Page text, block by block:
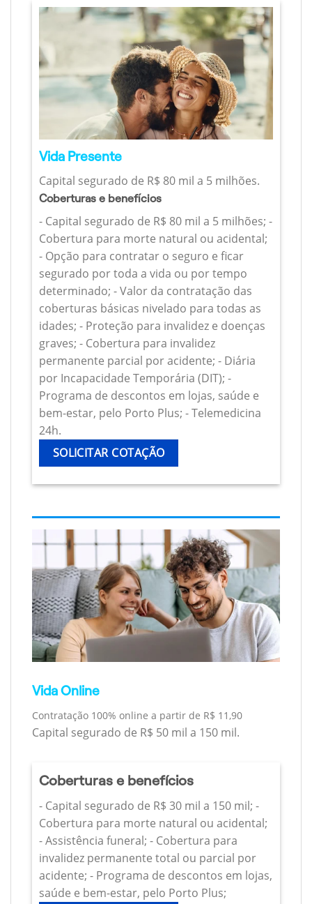
Vida Presente
Capital segurado de R$ 80 mil a 5 milhões.
Coberturas e benefícios
- Capital segurado de R$ 80 mil a 5 milhões; -
Cobertura para morte natural ou acidental;
- Opção para contratar o seguro e ficar
segurado por toda a vida ou por tempo
determinado; - Valor da contratação das
coberturas básicas nivelado para todas as
idades; - Proteção para invalidez e doenças
graves; - Cobertura para invalidez
permanente parcial por acidente; - Diária
por Incapacidade Temporária (DIT); -
Programa de descontos em lojas, saúde e
bem-estar, pelo Porto Plus; - Telemedicina
24h.
SOLICITAR COTAÇÃO
Vida Online
Contratação 100% online a partir de R$ 11,90
Capital segurado de R$ 50 mil a 150 mil.
Coberturas e benefícios
- Capital segurado de R$ 30 mil a 150 mil; -
Cobertura para morte natural ou acidental;
- Assistência funeral; - Cobertura para
invalidez permanente total ou parcial por
acidente; - Programa de descontos em lojas,
saúde e bem-estar, pelo Porto Plus;